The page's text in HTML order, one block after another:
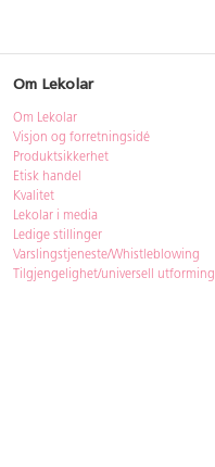
Om Lekolar
Om Lekolar
Visjon og forretningsidé
Produktsikkerhet
Etisk handel
Kvalitet
Lekolar i media
Ledige stillinger
Varslingstjeneste/Whistleblowing
Tilgjengelighet/universell utforming